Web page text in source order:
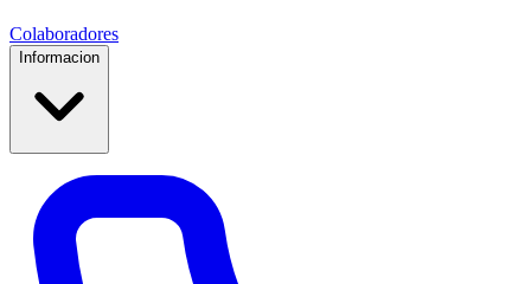
Colaboradores
Informacion